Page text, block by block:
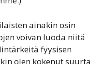
ainakin osin
voivan luoda niitä
fyysisen
olen kokenut suurta